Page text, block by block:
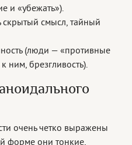
и «убежать»).
скрытый смысл, тайный
(люди — «противные
ним, брезгливость).
очень четко выражены
форме они тонкие,